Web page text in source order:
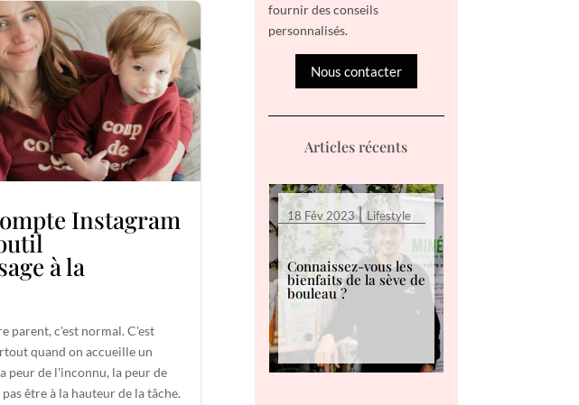
Instagram
à la
parent, c'est normal. C'est
quand on accueille un
peur de l'inconnu, la peur de
être à la hauteur de la tâche.
fournir des conseils
personnalisés.
Nous contacter
Articles récents
18 Fév 2023|Lifestyle
Connaissez-vous les
bienfaits de la sève de
bouleau ?